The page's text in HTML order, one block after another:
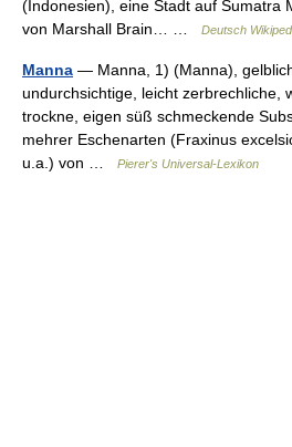
(Indonesien), eine Stadt auf Sumatra
von Marshall Brain… …
Deutsch
Manna — Manna, 1) (Manna),
undurchsichtige, leicht zerbrechliche,
trockne, eigen süß schmeckende
mehrer Eschenarten (Fraxinus
u.a.) von …
Pierer's Universal-Lexikon